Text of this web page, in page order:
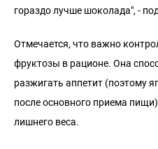
гораздо лучше шоколада", -
Отмечается, что важно
фруктозы в рационе. Она
разжигать аппетит (поэтому
после основного приема
лишнего веса.